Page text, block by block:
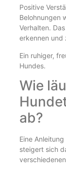
Positive
Belohnungen
Verhalten.
erkennen und
Ein ruhiger,
Hundes.
Wie
ab?
Eine
steigert sich